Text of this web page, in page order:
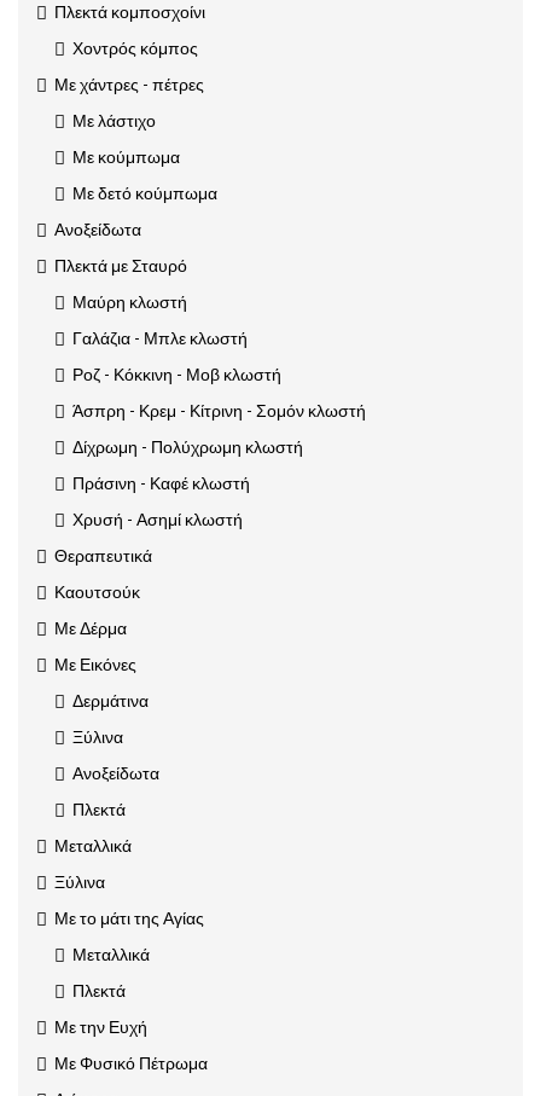
Πλεκτά κομποσχοίνι
Χοντρός κόμπος
Με χάντρες - πέτρες
Με λάστιχο
Με κούμπωμα
Με δετό κούμπωμα
Ανοξείδωτα
Πλεκτά με Σταυρό
Μαύρη κλωστή
Γαλάζια - Μπλε κλωστή
Ροζ - Κόκκινη - Μοβ κλωστή
Άσπρη - Κρεμ - Κίτρινη - Σομόν κλωστή
Δίχρωμη - Πολύχρωμη κλωστή
Πράσινη - Καφέ κλωστή
Χρυσή - Ασημί κλωστή
Θεραπευτικά
Καουτσούκ
Με Δέρμα
Με Εικόνες
Δερμάτινα
Ξύλινα
Ανοξείδωτα
Πλεκτά
Μεταλλικά
Ξύλινα
Με το μάτι της Αγίας
Μεταλλικά
Πλεκτά
Με την Ευχή
Με Φυσικό Πέτρωμα